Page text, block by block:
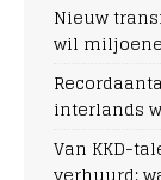
Nieuw
wil
interlands
Van KKD-